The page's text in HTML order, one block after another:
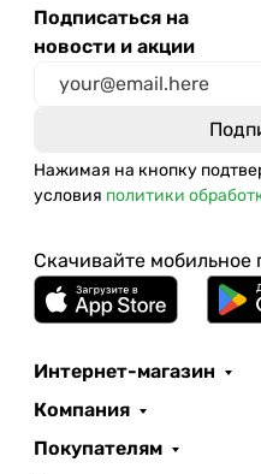
Подписаться на
новости и акции
Нажимая на кнопку
условия политики
Скачивайте
Интернет-магазин
Компания
Покупателям